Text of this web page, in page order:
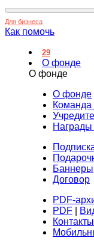
Для бизнеса
Как помочь
29
О фонде
О фонде
О фонде
Награды
Баннеры
Договор
PDF-
PDF